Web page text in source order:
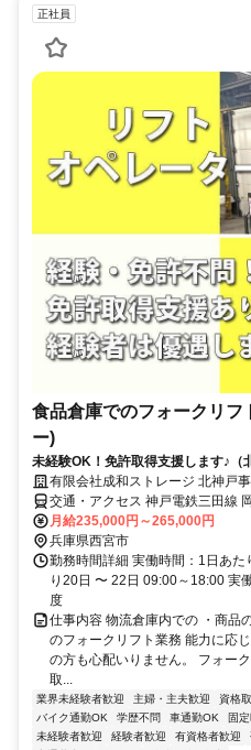
正社員
食品倉庫でのフォークリフ
ー)
未経験OK！免許取得支援します♪（
有限会社成和ストレージ 北神戸
交通・アクセス 神戸電鉄三田線
尾寺駅 車5分／福知山線 三田駅 車
月給235,000円～265,000円
兵庫県西宮市
勤務時間詳細 実働時間：1日あ
り20日 〜 22日 09:00～18:00
度
仕事内容 物流倉庫内での ・商品
のフォークリフト業務 能力に応
の方も心配いりません。 フォー
取...
業界未経験者歓迎 主婦・主夫歓迎 資格
バイク通勤OK
学歴不問 車通勤OK 固
未経験者歓迎
経験者歓迎 有資格者歓迎